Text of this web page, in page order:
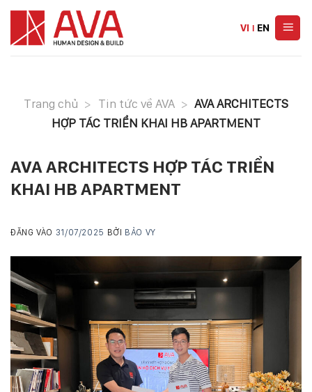
Skip
content
VI | EN
Trang chủ > Tin tức về AVA > AVA ARCHITECTS
HỢP TÁC TRIỂN KHAI HB APARTMENT
AVA ARCHITECTS HỢP TÁC TRIỂN
KHAI HB APARTMENT
ĐĂNG VÀO 31/07/2025 BỞI BẢO VY